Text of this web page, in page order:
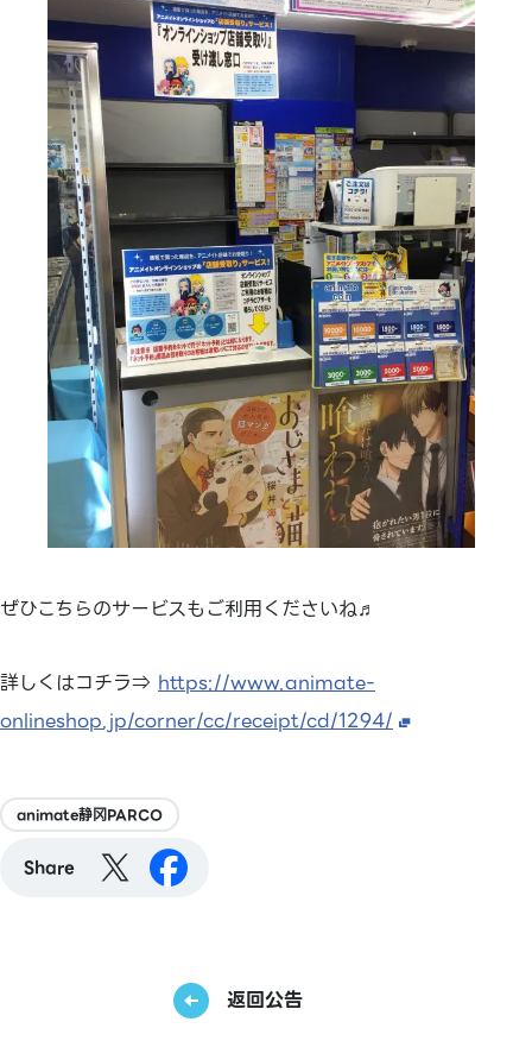
ぜひこちらのサービスもご利用くださいね♬
詳しくはコチラ⇒ https://www.animate-
onlineshop.jp/corner/cc/receipt/cd/1294/
animate静冈PARCO
Share
返回公告